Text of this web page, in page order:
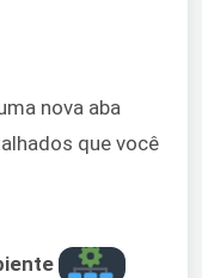
nova aba
que você